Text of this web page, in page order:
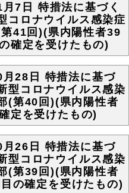
7日 特措法に基づく
コロナウイルス感染症
41回)(県内陽性者39
確定を受けたもの)
28日 特措法に基づ
型コロナウイルス感染
(第40回)(県内陽性者
定を受けたもの)
26日 特措法に基づ
型コロナウイルス感染
(第39回)(県内陽性者
の確定を受けたもの)